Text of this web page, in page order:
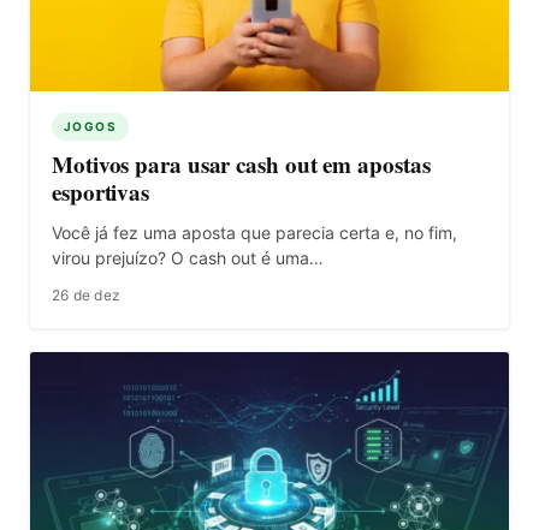
JOGOS
Motivos para usar cash out em apostas
esportivas
Você já fez uma aposta que parecia certa e, no fim,
virou prejuízo? O cash out é uma…
26 de dez